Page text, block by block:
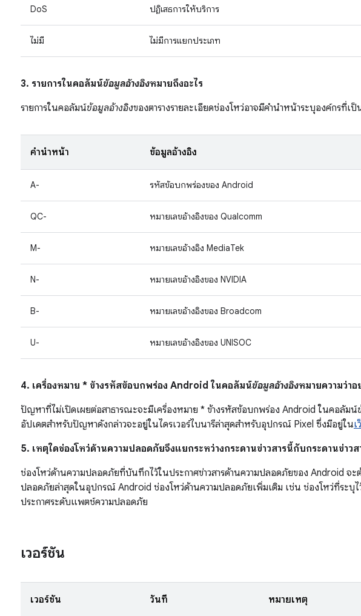
DoS ปฏิเสธการให้บริการ
ไม่มี ไม่มีการแยกประเภท
3. รายการในคอลัมน์ข้อมูลอ้างอิงหมายถึงอะไร
รายการในคอลัมน์ข้อมูลอ้างอิงของตารางรายละเอียดช่องโหว่อาจมีคำนำหน้าระบุองค์กรที่เป็
คำนำหน้า ข้อมูลอ้างอิง
A- รหัสข้อบกพร่องของ Android
QC- หมายเลขอ้างอิงของ Qualcomm
M- หมายเลขอ้างอิง MediaTek
N- หมายเลขอ้างอิงของ NVIDIA
B- หมายเลขอ้างอิงของ Broadcom
U- หมายเลขอ้างอิงของ UNISOC
4. เครื่องหมาย * ข้างรหัสข้อบกพร่อง Android ในคอลัมน์ข้อมูลอ้างอิงหมายความว่าอ
ปัญหาที่ไม่เปิดเผยต่อสาธารณะจะมีเครื่องหมาย * ข้างรหัสข้อบกพร่อง Android ในคอลัมน์
อัปเดตสำหรับปัญหาดังกล่าวจะอยู่ในไดรเวอร์ไบนารีล่าสุดสำหรับอุปกรณ์ Pixel ซึ่งมีอยู่ใน
5. เหตุใดช่องโหว่ด้านความปลอดภัยจึงแยกระหว่างกระดานข่าวสารนี้กับกระดานข่า
ช่องโหว่ด้านความปลอดภัยที่บันทึกไว้ในประกาศข่าวสารด้านความปลอดภัยของ Android จ
ปลอดภัยล่าสุดในอุปกรณ์ Android ช่องโหว่ด้านความปลอดภัยเพิ่มเติม เช่น ช่องโหว่ที่ระบุไ
ประกาศระดับแพตช์ความปลอดภัย
เวอร์ชัน
เวอร์ชัน วันที่ หมายเหตุ